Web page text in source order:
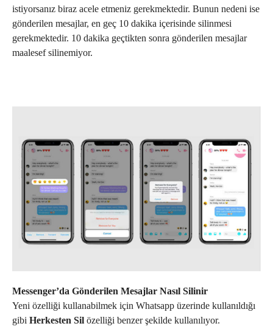
istiyorsanız biraz acele etmeniz gerekmektedir. Bunun nedeni ise
gönderilen mesajlar, en geç 10 dakika içerisinde silinmesi
gerekmektedir. 10 dakika geçtikten sonra gönderilen mesajlar
maalesef silinemiyor.
Messenger’da Gönderilen Mesajlar Nasıl Silinir
Yeni özelliği kullanabilmek için Whatsapp üzerinde kullanıldığı
gibi Herkesten Sil özelliği benzer şekilde kullanılıyor.